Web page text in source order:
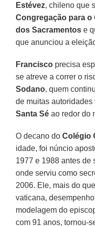
Estévez, chileno que
Congregação para
dos Sacramentos e
que anunciou a
Francisco precisa
se atreve a correr o
Sodano, quem
de muitas
Santa Sé ao redor do
O decano doColégio
idade, foi núncio
1977 e 1988 antes de
onde serviu como
2006. Ele, mais do
vaticana,
modelagem do
com 91 anos, tornou-